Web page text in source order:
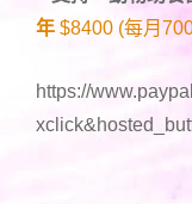
年 $8400 (每月
https://